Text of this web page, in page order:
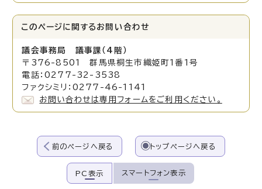
このページに関する お問い合わせ
議会事務局 議事課（4階）
〒376-8501 群馬県桐生市織姫町1番1号
電話：0277-32-3538
ファクシミリ：0277-46-1141
お問い合わせは専用フォームをご利用ください。
前のページへ戻る トップページへ戻る
PC表示 スマートフォン表示